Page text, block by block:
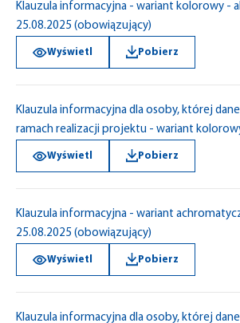
Klauzula informacyjna - wariant kolorowy -
25.08.2025 (obowiązujący)
Wyświetl Pobierz
Klauzula informacyjna dla osoby, której
ramach realizacji projektu - wariant
Wyświetl Pobierz
Klauzula informacyjna - wariant
25.08.2025 (obowiązujący)
Wyświetl Pobierz
Klauzula informacyjna dla osoby, której